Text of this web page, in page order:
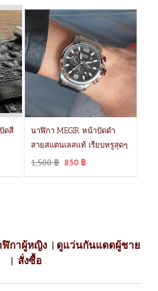
ดสี
นาฬิกา MEGIR หน้าปัดดำ
สายสแตนเลสแท้ เรียบหรูสุดๆ
1,500฿ 850 ฿
กาผู้หญิง | ดูแว่นกันแดดผู้ชาย
| สั่งซื้อ